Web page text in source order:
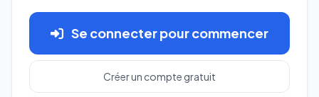
Se connecter pour commencer
Créer un compte gratuit